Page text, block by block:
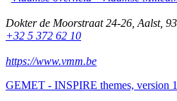
Dokter de Moorstraat 24-26 Aalst,
+32 5 372 62 10
https://www.vmm.be
GEMET - INSPIRE themes, version